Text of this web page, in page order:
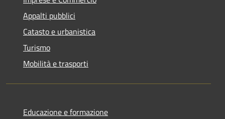
Appalti pubblici
Catasto e urbanistica
Turismo
Mobilità e trasporti
Educazione e formazione